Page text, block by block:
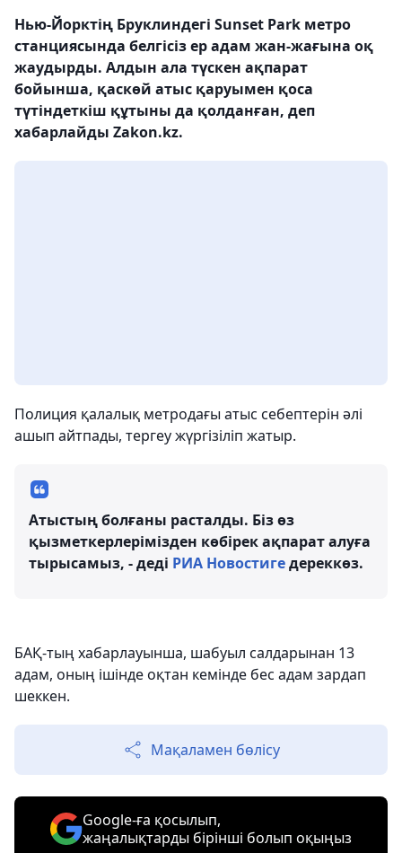
Нью-Йорктің Бруклиндегі Sunset Park метро
станциясында белгісіз ер адам жан-жағына оқ
жаудырды. Алдын ала түскен ақпарат
бойынша, қаскөй атыс қаруымен қоса
түтіндеткіш құтыны да қолданған, деп
хабарлайды Zakon.kz.
Полиция қалалық метродағы атыс себептерін әлі
ашып айтпады, тергеу жүргізіліп жатыр.
Атыстың болғаны расталды. Біз өз
қызметкерлерімізден көбірек ақпарат алуға
тырысамыз, - деді РИА Новостигедереккөз.
БАҚ-тың хабарлауынша, шабуыл салдарынан 13
адам, оның ішінде оқтан кемінде бес адам зардап
шеккен.
Мақаламен бөлісу
Google-ға қосылып,
жаңалықтарды бірінші болып оқыңыз